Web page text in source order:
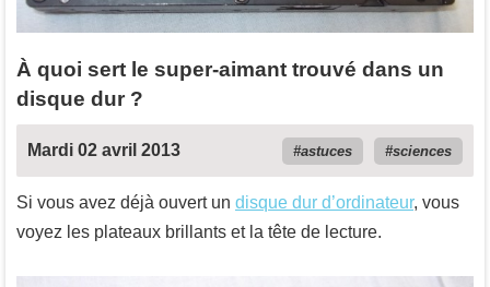
À quoi sert le super-aimant trouvé dans un
disque dur ?
Mardi 02 avril 2013 astuces sciences
Si vous avez déjà ouvert un disque dur d’ordinateur, vous
voyez les plateaux brillants et la tête de lecture.